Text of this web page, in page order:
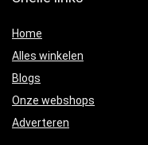
Home
Alles winkelen
Blogs
Onze webshops
Adverteren